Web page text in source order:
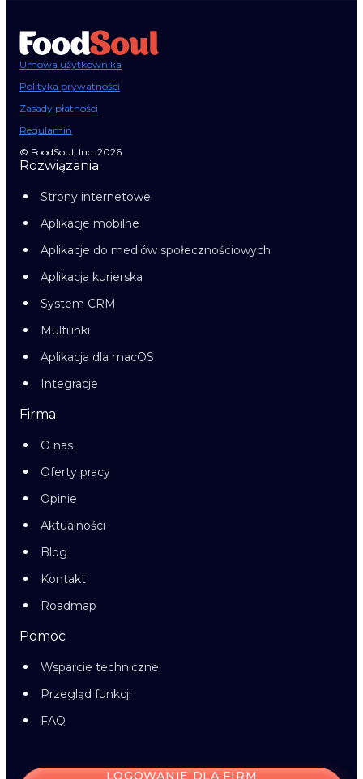
Umowa użytkownika
Polityka prywatności
Zasady płatności
Regulamin
© FoodSoul, Inc. 2026.
Rozwiązania
Strony internetowe
Aplikacje mobilne
Aplikacje do mediów społecznościowych
Aplikacja kurierska
System CRM
Multilinki
Aplikacja dla macOS
Integracje
Firma
O nas
Oferty pracy
Opinie
Aktualności
Blog
Kontakt
Roadmap
Pomoc
Wsparcie techniczne
Przegląd funkcji
FAQ
LOGOWANIE DLA FIRM